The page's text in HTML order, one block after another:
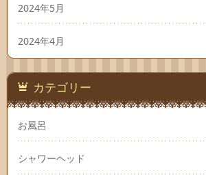
2024年5月
2024年4月
カテゴリー
お風呂
シャワーヘッド